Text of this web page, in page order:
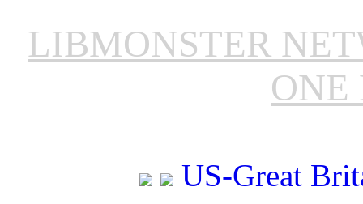
LIBMONSTER
ONE
US-Great